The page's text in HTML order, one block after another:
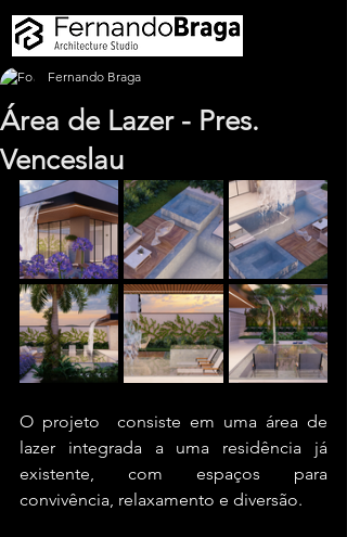
Área de Lazer - Pres.
Venceslau
Fernando Braga
O projeto  consiste em uma área de
lazer integrada a uma residência já
existente, com espaços para
convivência, relaxamento e diversão.